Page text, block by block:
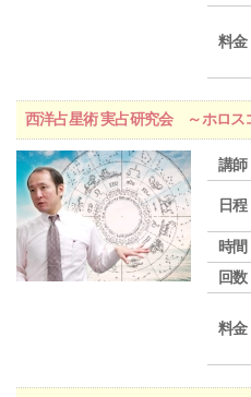
料金
西洋占星術 実占研究会 ～ホロス
講師
日程
時間
回数
料金